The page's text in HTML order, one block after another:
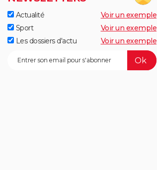
Actualité
Voir un exemple
Sport
Voir un exemple
Les dossiers d'actu
Voir un exemple